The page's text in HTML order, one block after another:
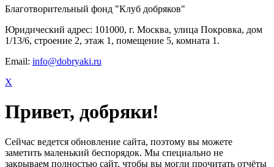
Благотворительный фонд "Клуб добряков"
Юридический адрес: 101000, г. Москва, улица Покровка, дом
1/13/6, строение 2, этаж 1, помещение 5, комната 1.
Email: info@dobryaki.ru
X
Привет, добряки!
Сейчас ведется обновление сайта, поэтому вы можете
заметить маленький беспорядок. Мы специально не
закрываем полностью сайт, чтобы вы могли прочитать отчёты